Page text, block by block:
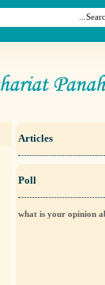
Articles
Poll